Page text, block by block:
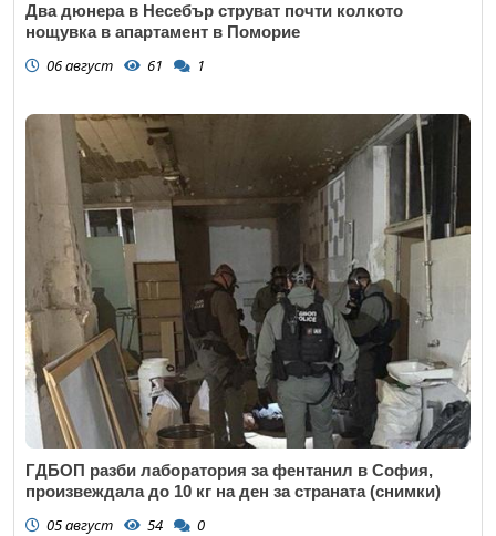
Два дюнера в Несебър струват почти колкото
нощувка в апартамент в Поморие
06 август 61 1
ГДБОП разби лаборатория за фентанил в София,
произвеждала до 10 кг на ден за страната (снимки)
05 август 54 0